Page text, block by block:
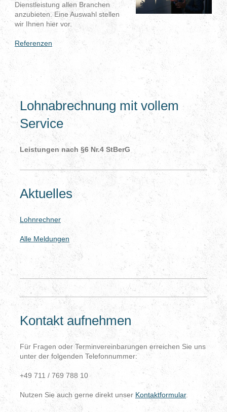
Dienstleistung allen Branchen
anzubieten. Eine Auswahl stellen
wir Ihnen hier vor.
Referenzen
Lohnabrechnung mit vollem
Service
Leistungen nach §6 Nr.4 StBerG
Aktuelles
Lohnrechner
Alle Meldungen
Kontakt aufnehmen
Für Fragen oder Terminvereinbarungen erreichen Sie uns
unter der folgenden Telefonnummer:
+49 711 / 769 788 10
Nutzen Sie auch gerne direkt unser Kontaktformular.